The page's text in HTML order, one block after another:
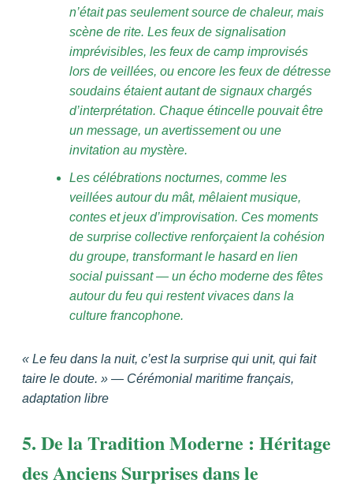
n’était pas seulement source de chaleur, mais
scène de rite. Les feux de signalisation
imprévisibles, les feux de camp improvisés
lors de veillées, ou encore les feux de détresse
soudains étaient autant de signaux chargés
d’interprétation. Chaque étincelle pouvait être
un message, un avertissement ou une
invitation au mystère.
Les célébrations nocturnes, comme les
veillées autour du mât, mêlaient musique,
contes et jeux d’improvisation. Ces moments
de surprise collective renforçaient la cohésion
du groupe, transformant le hasard en lien
social puissant — un écho moderne des fêtes
autour du feu qui restent vivaces dans la
culture francophone.
« Le feu dans la nuit, c’est la surprise qui unit, qui fait
taire le doute. » — Cérémonial maritime français,
adaptation libre
5. De la Tradition Moderne : Héritage
des Anciens Surprises dans le